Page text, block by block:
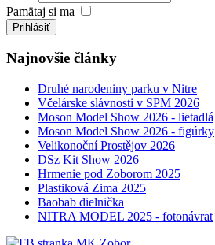
Pamätaj si ma
Prihlásiť
Najnovšie články
Druhé narodeniny parku v Nitre
Včelárske slávnosti v SPM 2026
Moson Model Show 2026 - lietadlá
Moson Model Show 2026 - figúrky
Velikonoční Prostějov 2026
DSz Kit Show 2026
Hrmenie pod Zoborom 2025
Plastiková Zima 2025
Baobab dielnička
NITRA MODEL 2025 - fotonávrat